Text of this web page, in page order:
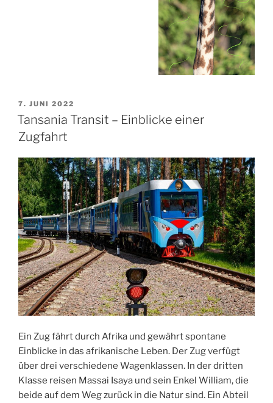
VERÖFFENTLICHT
AM
7. JUNI 2022
Tansania Transit – Einblicke einer
Zugfahrt
Ein Zug fährt durch Afrika und gewährt spontane
Einblicke in das afrikanische Leben. Der Zug verfügt
über drei verschiedene Wagenklassen. In der dritten
Klasse reisen Massai Isaya und sein Enkel William, die
beide auf dem Weg zurück in die Natur sind. Ein Abteil